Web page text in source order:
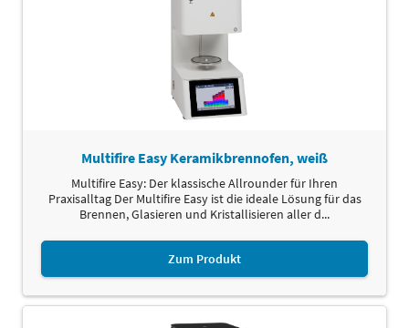
Multifire Easy Keramikbrennofen, weiß
Multifire Easy: Der klassische Allrounder für Ihren
Praxisalltag Der Multifire Easy ist die ideale Lösung für das
Brennen, Glasieren und Kristallisieren aller d...
Zum Produkt